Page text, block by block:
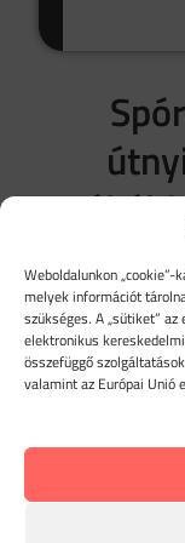
Weboldalunkon
melyek információt
szükséges. A „sütiket”
elektronikus
összefüggő
valamint az Európai Unió
AI